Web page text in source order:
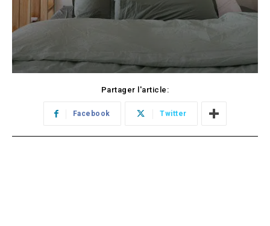
Partager l'article:
Facebook Twitter